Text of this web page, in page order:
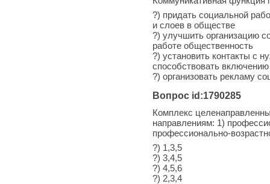
?) придать социальной
и слоев в обществе
?) улучшить организацию
работе общественность
?) установить контакты с
способствовать
?) организовать рекламу
Вопрос id:1790285
Комплекс
направлениям: 1)
профессионально-
?) 1,3,5
?) 3,4,5
?) 4,5,6
?) 2,3,4